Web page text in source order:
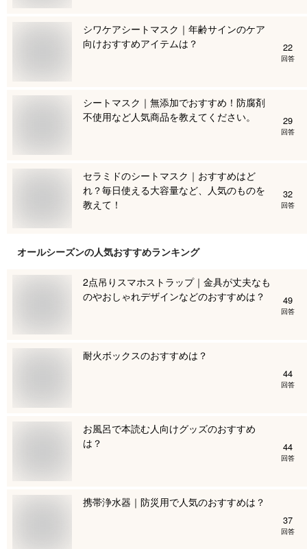
シワケアシートマスク｜年齢サインのケア
向けおすすめアイテムは？
22
回答
シートマスク｜無添加でおすすめ！防腐剤
不使用など人気商品を教えてください。
29
回答
セラミドのシートマスク｜おすすめはど
れ？毎日使える大容量など、人気のものを
教えて！
32
回答
オールシーズンの人気おすすめランキング
2点吊りスマホストラップ｜金具が丈夫なも
のやおしゃれデザインなどのおすすめは？
49
回答
耐火ボックスのおすすめは？
44
回答
お風呂で本読む人向けグッズのおすすめ
は？
44
回答
携帯浄水器｜防災用で人気のおすすめは？
37
回答